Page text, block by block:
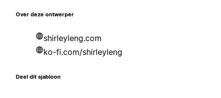
Over deze ontwerper
shirleyleng.com
ko-fi.com/shirleyleng
Deel dit sjabloon